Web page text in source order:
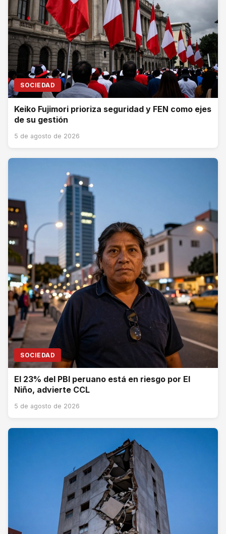
SOCIEDAD
Keiko Fujimori prioriza seguridad y FEN como ejes
de su gestión
5 de agosto de 2026
SOCIEDAD
El 23% del PBI peruano está en riesgo por El
Niño, advierte CCL
5 de agosto de 2026